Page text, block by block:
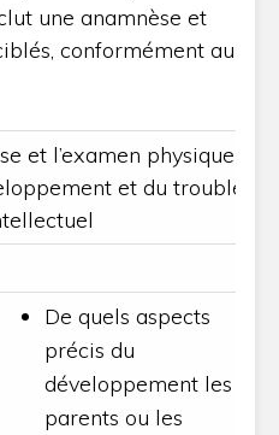
une anamnèse et
conformément au
et l’examen physique du
et du trouble
De quels aspects
précis du
développement les
parents ou les